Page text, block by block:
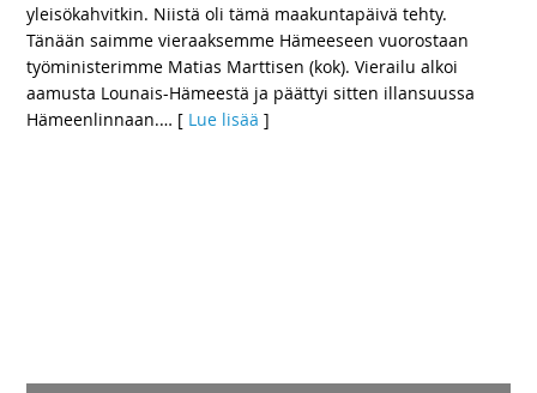
yleisökahvitkin. Niistä oli tämä maakuntapäivä tehty.
Tänään saimme vieraaksemme Hämeeseen vuorostaan
työministerimme Matias Marttisen (kok). Vierailu alkoi
aamusta Lounais-Hämeestä ja päättyi sitten illansuussa
Hämeenlinnaan.… [ Lue lisää ]